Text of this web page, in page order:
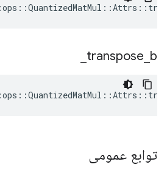
transpose b
توابع عمومی